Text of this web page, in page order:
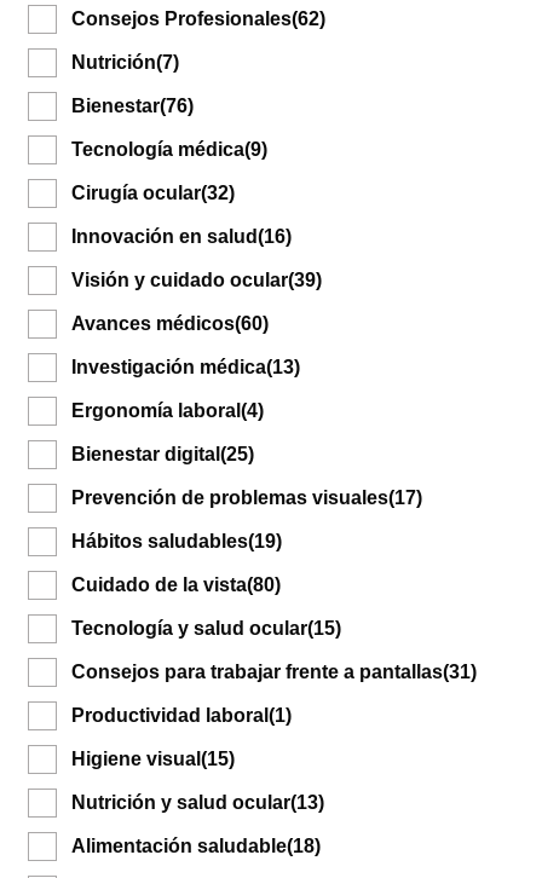
Consejos Profesionales(62)
Nutrición(7)
Bienestar(76)
Tecnología médica(9)
Cirugía ocular(32)
Innovación en salud(16)
Visión y cuidado ocular(39)
Avances médicos(60)
Investigación médica(13)
Ergonomía laboral (4)
Bienestar digital (25)
Prevención de problemas visuales(17)
Hábitos saludables(19)
Cuidado de la vista(80)
Tecnología y salud ocular(15)
Consejos para trabajar frente a pantallas(31)
Productividad laboral (1)
Higiene visual (15)
Nutrición y salud ocular(13)
Alimentación saludable(18)